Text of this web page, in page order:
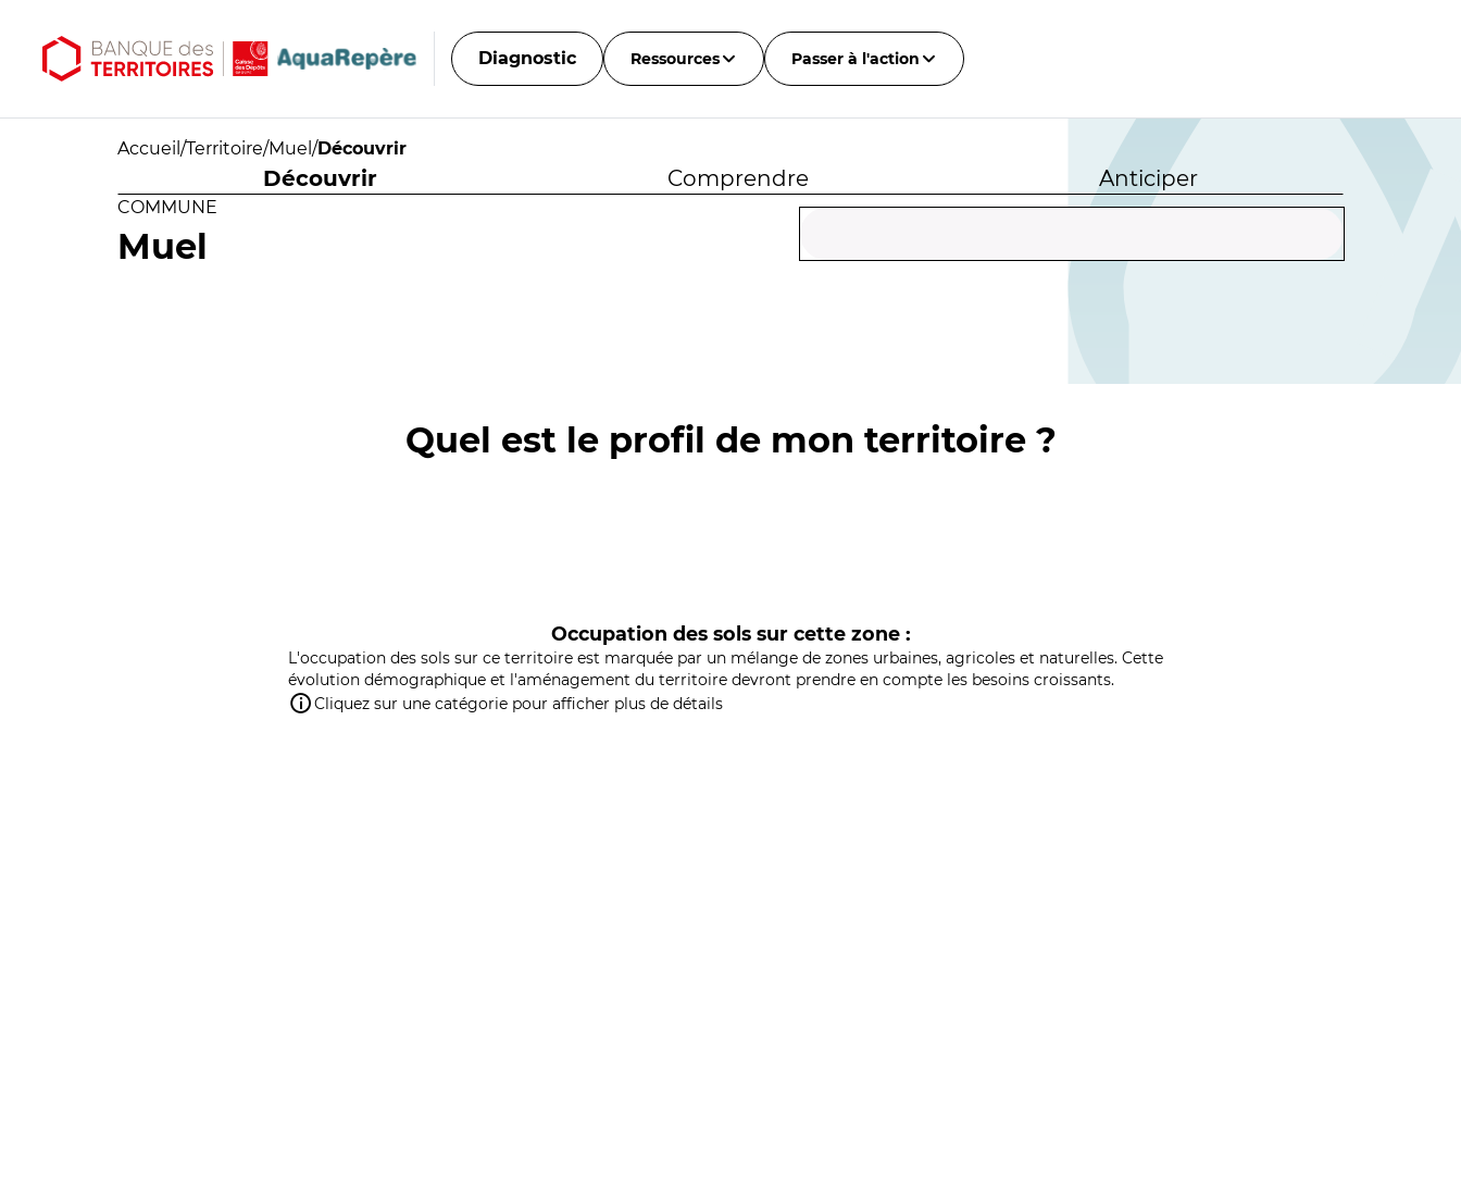
Diagnostic Ressources Passer à l'action
Accueil /Territoire/Muel /Découvrir
Découvrir Comprendre Anticiper
COMMUNE
Muel
Quel est le profil de mon territoire ?
Occupation des sols sur cette zone :
L'occupation des sols sur ce territoire est marquée par un mélange de zones urbaines, agricoles et naturelles. Cette
évolution démographique et l'aménagement du territoire devront prendre en compte les besoins croissants.
Cliquez sur une catégorie pour afficher plus de détails